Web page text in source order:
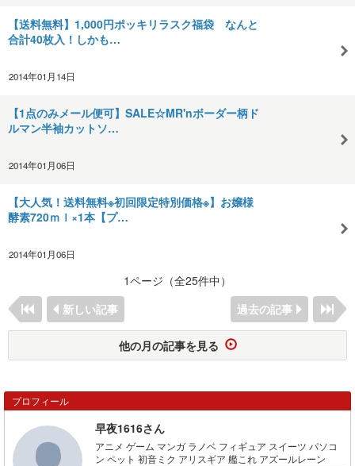
【送料無料】1,000円ポッキリラスク福袋 なんと
合計40枚入！しかも…
2014年01月14日
【1点のみメール便可】SALE☆MR'nボーダー柄ド
ルマン半袖カットソ…
2014年01月06日
【大人気！送料無料※初回限定特別価格※】お嬢様
酵素720ｍｌ×1本【プ…
2014年01月06日
1ページ（全25件中）
新しい記事
過去の記事
他の月の記事を見る
プロフィール
早夜1616さん
アニメ ゲーム マンガ ラノベ フィギュア スイーツ パソコ
ン ペット 初音ミク アリスギア 艦これ アズールレーン